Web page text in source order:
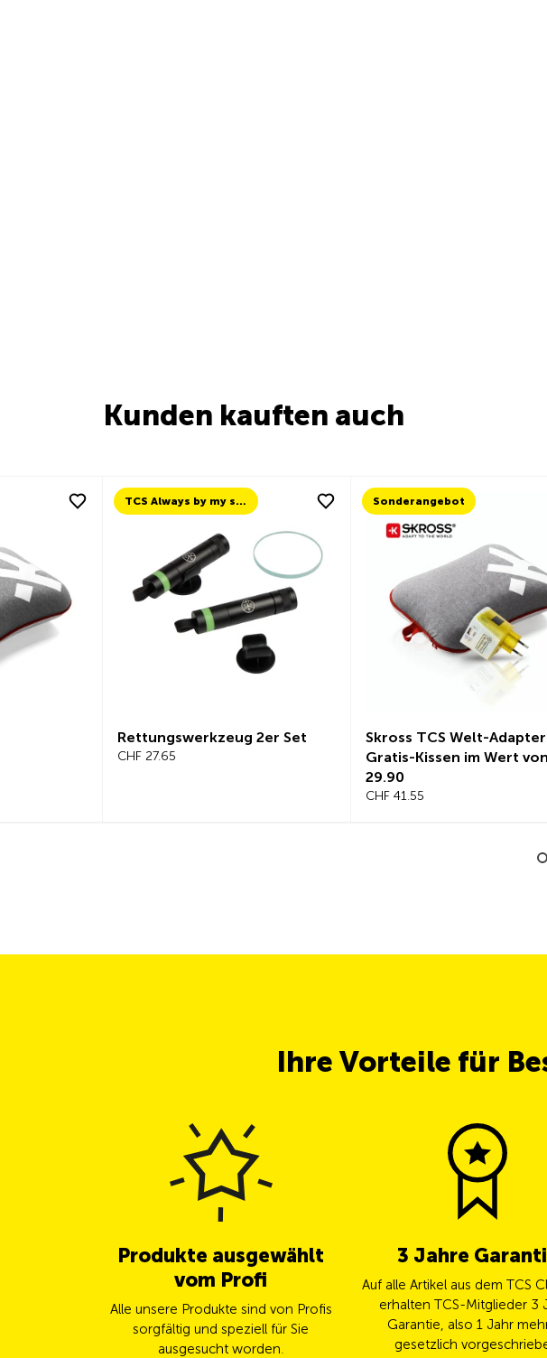
Kunden kauften auch
TCS Always by my side
Rettungswerkzeug 2er Set
CHF 27.65
Sonderangebot
Skross TCS Welt-
Gratis-Kissen im Wert
29.90
CHF 41.55
Ihre Vorteile für
Produkte ausgewählt
vom Profi
Alle unsere Produkte sind von Profis
sorgfältig und speziell für Sie
ausgesucht worden.
3 Jahre
Auf alle Artikel aus dem TCS
erhalten TCS-Mitglieder 3
Garantie, also 1 Jahr
gesetzlich